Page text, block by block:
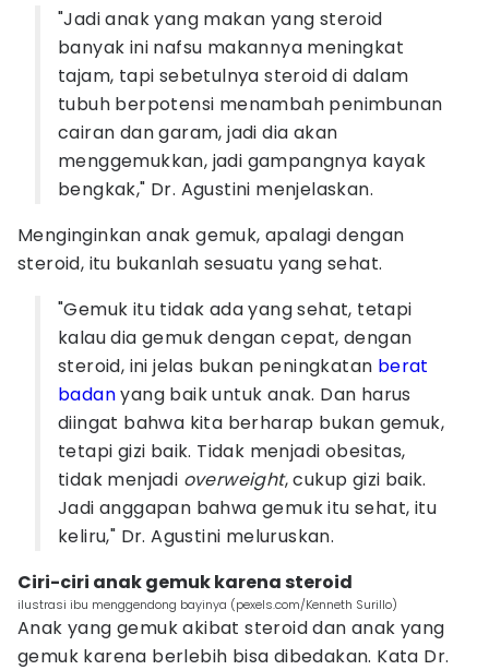
"Jadi anak yang makan yang steroid
banyak ini nafsu makannya meningkat
tajam, tapi sebetulnya steroid di dalam
tubuh berpotensi menambah penimbunan
cairan dan garam, jadi dia akan
menggemukkan, jadi gampangnya kayak
bengkak," Dr. Agustini menjelaskan.
Menginginkan anak gemuk, apalagi dengan
steroid, itu bukanlah sesuatu yang sehat.
"Gemuk itu tidak ada yang sehat, tetapi
kalau dia gemuk dengan cepat, dengan
steroid, ini jelas bukan peningkatan berat
badanyang baik untuk anak. Dan harus
diingat bahwa kita berharap bukan gemuk,
tetapi gizi baik. Tidak menjadi obesitas,
tidak menjadi overweight, cukup gizi baik.
Jadi anggapan bahwa gemuk itu sehat, itu
keliru," Dr. Agustini meluruskan.
Ciri-ciri anak gemuk karena steroid
ilustrasi ibu menggendong bayinya (pexels.com/Kenneth Surillo)
Anak yang gemuk akibat steroid dan anak yang
gemuk karena berlebih bisa dibedakan. Kata Dr.